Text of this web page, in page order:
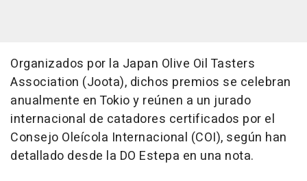
Organizados por la Japan Olive Oil Tasters
Association (Joota), dichos premios se celebran
anualmente en Tokio y reúnen a un jurado
internacional de catadores certificados por el
Consejo Oleícola Internacional (COI), según han
detallado desde la DO Estepa en una nota.